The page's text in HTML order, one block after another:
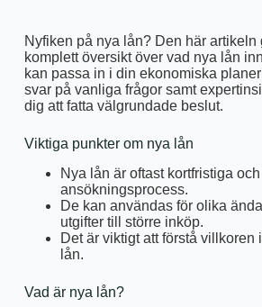
Nyfiken på nya lån? Den här artikeln
komplett översikt över vad nya lån
kan passa in i din ekonomiska
svar på vanliga frågor samt
dig att fatta välgrundade beslut.
Viktiga punkter om nya lån
Nya lån är oftast kortfristiga
ansökningsprocess.
De kan användas för olika
utgifter till större inköp.
Det är viktigt att förstå villkoren
lån.
Vad är nya lån?